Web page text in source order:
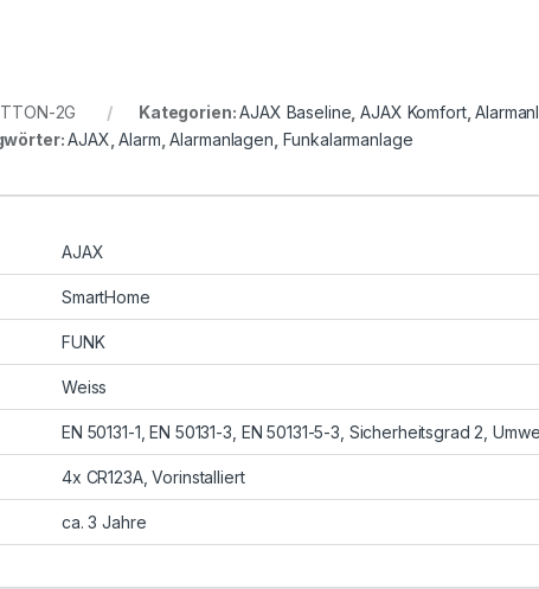
2G Kategorien:AJAX Baseline,AJAX Komfort,
AJAX,Alarm,Alarmanlagen, Funkalarmanlage
AJAX
SmartHome
FUNK
Weiss
EN 50131-1, EN 50131-3, EN 50131-5-3, Sicherheitsgrad 2,
4x CR123A, Vorinstalliert
ca. 3 Jahre